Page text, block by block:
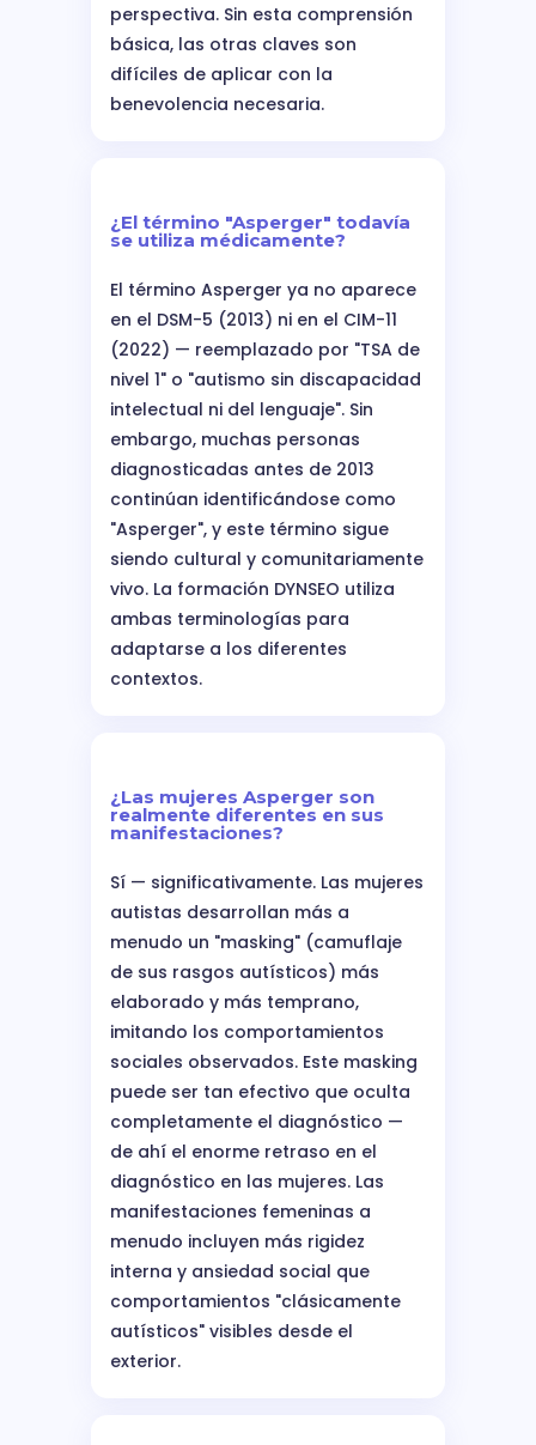
perspectiva. Sin esta comprensión
básica, las otras claves son
difíciles de aplicar con la
benevolencia necesaria.
¿El término "Asperger" todavía
se utiliza médicamente?
El término Asperger ya no aparece
en el DSM-5 (2013) ni en el CIM-11
(2022) — reemplazado por "TSA de
nivel 1" o "autismo sin discapacidad
intelectual ni del lenguaje". Sin
embargo, muchas personas
diagnosticadas antes de 2013
continúan identificándose como
"Asperger", y este término sigue
siendo cultural y comunitariamente
vivo. La formación DYNSEO utiliza
ambas terminologías para
adaptarse a los diferentes
contextos.
¿Las mujeres Asperger son
realmente diferentes en sus
manifestaciones?
Sí — significativamente. Las mujeres
autistas desarrollan más a
menudo un "masking" (camuflaje
de sus rasgos autísticos) más
elaborado y más temprano,
imitando los comportamientos
sociales observados. Este masking
puede ser tan efectivo que oculta
completamente el diagnóstico —
de ahí el enorme retraso en el
diagnóstico en las mujeres. Las
manifestaciones femeninas a
menudo incluyen más rigidez
interna y ansiedad social que
comportamientos "clásicamente
autísticos" visibles desde el
exterior.